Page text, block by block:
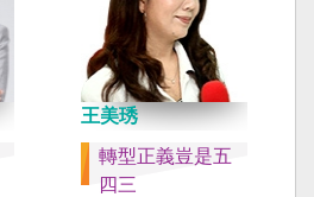
王美琇
轉型正義豈是五
四三